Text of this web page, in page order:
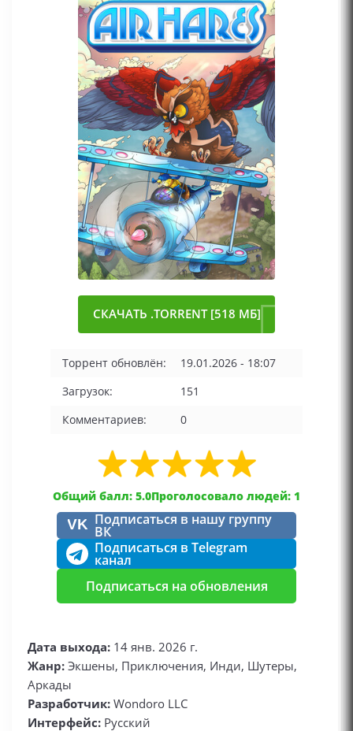
СКАЧАТЬ .TORRENT [518 МБ]
Торрент обновлён:
19.01.2026 - 18:07
Загрузок:
151
Комментариев:
0
Общий балл: 5.0Проголосовало людей: 1
VK Подписаться в нашу группу
ВК
Подписаться в Telegram
канал
Подписаться на обновления
Дата выхода: 14 янв. 2026 г.
Жанр: Экшены, Приключения, Инди, Шутеры,
Аркады
Разработчик: Wondoro LLC
Интерфейс: Русский